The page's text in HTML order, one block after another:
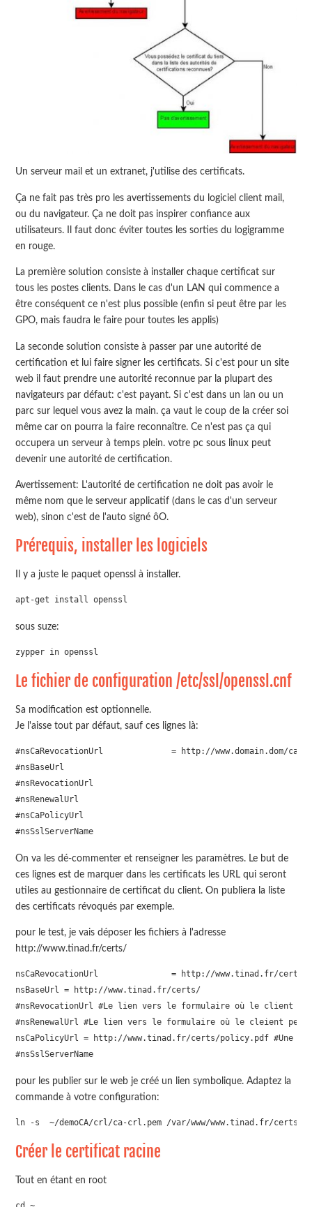
Un serveur mail et un extranet, j'utilise des certificats.
Ça ne fait pas très pro les avertissements du logiciel client mail,
ou du navigateur. Ça ne doit pas inspirer confiance aux
utilisateurs. Il faut donc éviter toutes les sorties du logigramme
en rouge.
La première solution consiste à installer chaque certificat sur
tous les postes clients. Dans le cas d'un LAN qui commence a
être conséquent ce n'est plus possible (enfin si peut être par les
GPO, mais faudra le faire pour toutes les applis)
La seconde solution consiste à passer par une autorité de
certification et lui faire signer les certificats. Si c'est pour un site
web il faut prendre une autorité reconnue par la plupart des
navigateurs par défaut: c'est payant. Si c'est dans un lan ou un
parc sur lequel vous avez la main. ça vaut le coup de la créer soi
même car on pourra la faire reconnaître. Ce n'est pas ça qui
occupera un serveur à temps plein. votre pc sous linux peut
devenir une autorité de certification.
Avertissement: L'autorité de certification ne doit pas avoir le
même nom que le serveur applicatif (dans le cas d'un serveur
web), sinon c'est de l'auto signé ôO.
Prérequis, installer les logiciels
Il y a juste le paquet openssl à installer.
apt-get install openssl
sous suze:
zypper in openssl
Le fichier de configuration /etc/ssl/openssl.cnf
Sa modification est optionnelle.
Je l'aisse tout par défaut, sauf ces lignes là:
#nsCaRevocationUrl              = http://www.domain.dom/ca-
#nsBaseUrl
#nsRevocationUrl
#nsRenewalUrl
#nsCaPolicyUrl
On va les dé-commenter et renseigner les paramètres. Le but de
ces lignes est de marquer dans les certificats les URL qui seront
utiles au gestionnaire de certificat du client. On publiera la liste
des certificats révoqués par exemple.
pour le test, je vais déposer les fichiers à l'adresse
http://www.tinad.fr/certs/
nsCaRevocationUrl               = http://www.tinad.fr/certs/
nsBaseUrl = http://www.tinad.fr/certs/
#nsRevocationUrl #Le lien vers le formulaire où le client
#nsRenewalUrl #Le lien vers le formulaire où le cleient
nsCaPolicyUrl = http://www.tinad.fr/certs/policy.pdf
pour les publier sur le web je créé un lien symbolique. Adaptez la
commande à votre configuration:
ln -s  ~/demoCA/crl/ca-crl.pem /var/www/www.tinad.fr/certs/
Créer le certificat racine
Tout en étant en root